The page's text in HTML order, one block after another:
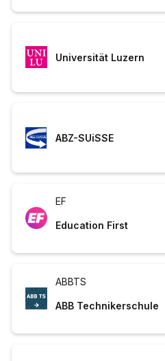
Universität Luzern
ABZ-SUiSSE
EF
Education First
ABBTS
ABB Technikerschule